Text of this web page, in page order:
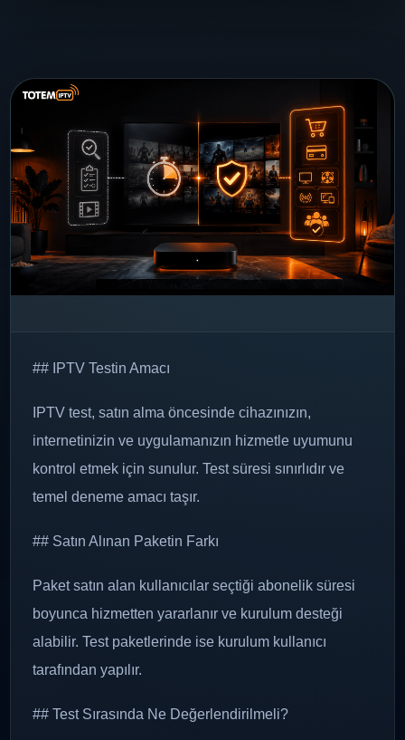
## IPTV Testin Amacı
IPTV test, satın alma öncesinde cihazınızın,
internetinizin ve uygulamanızın hizmetle uyumunu
kontrol etmek için sunulur. Test süresi sınırlıdır ve
temel deneme amacı taşır.
## Satın Alınan Paketin Farkı
Paket satın alan kullanıcılar seçtiği abonelik süresi
boyunca hizmetten yararlanır ve kurulum desteği
alabilir. Test paketlerinde ise kurulum kullanıcı
tarafından yapılır.
## Test Sırasında Ne Değerlendirilmeli?